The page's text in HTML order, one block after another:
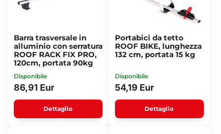
Barra trasversale in
alluminio con serratura
ROOF RACK FIX PRO,
120cm, portata 90kg
Disponibile
86,91 Eur
Dettaglio
Portabici da tetto
ROOF BIKE, lunghezza
132 cm, portata 15 kg
Disponibile
54,19 Eur
Dettaglio